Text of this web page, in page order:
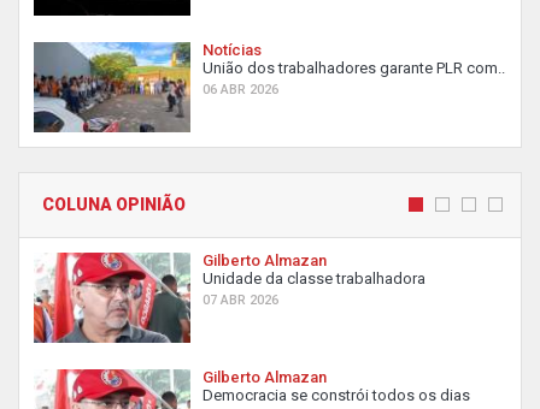
Notícias
União dos trabalhadores garante PLR com...
06 ABR 2026
COLUNA OPINIÃO
Gilberto Almazan
Unidade da classe trabalhadora
07 ABR 2026
Gilberto Almazan
Democracia se constrói todos os dias